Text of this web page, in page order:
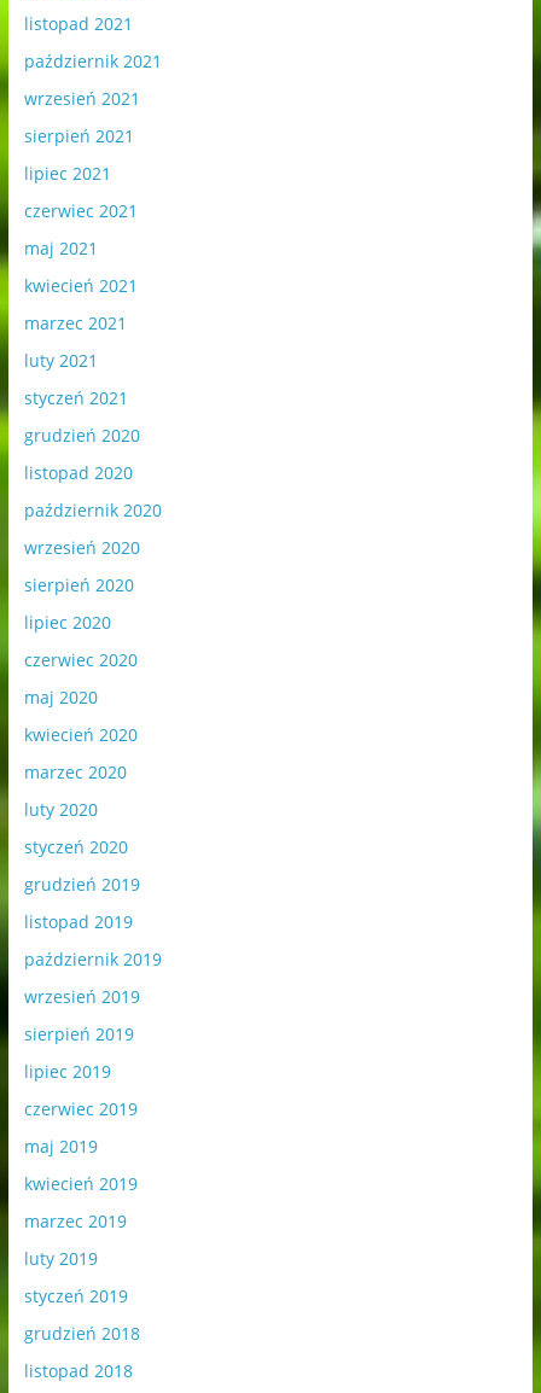
listopad 2021
październik 2021
wrzesień 2021
sierpień 2021
lipiec 2021
czerwiec 2021
maj 2021
kwiecień 2021
marzec 2021
luty 2021
styczeń 2021
grudzień 2020
listopad 2020
październik 2020
wrzesień 2020
sierpień 2020
lipiec 2020
czerwiec 2020
maj 2020
kwiecień 2020
marzec 2020
luty 2020
styczeń 2020
grudzień 2019
listopad 2019
październik 2019
wrzesień 2019
sierpień 2019
lipiec 2019
czerwiec 2019
maj 2019
kwiecień 2019
marzec 2019
luty 2019
styczeń 2019
grudzień 2018
listopad 2018